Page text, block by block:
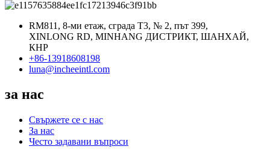
RM811, 8-ми етаж, сграда T3, № 2, път 399,
XINLONG RD, MINHANG ДИСТРИКТ, ШАНХАЙ,
КНР
+86-13918608198
luna@incheeintl.com
за нас
Свържете се с нас
За нас
Често задавани въпроси